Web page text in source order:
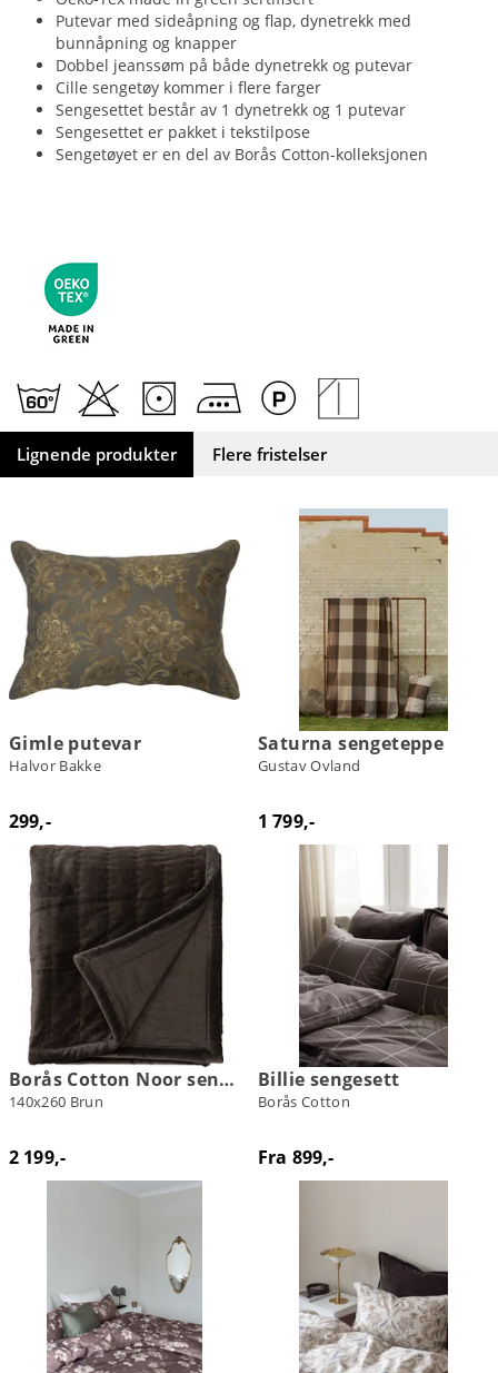
Putevar med sideåpning og flap, dynetrekk med
bunnåpning og knapper
Dobbel jeanssøm på både dynetrekk og putevar
Cille sengetøy kommer i flere farger
Sengesettet består av 1 dynetrekk og 1 putevar
Sengesettet er pakket i tekstilpose
Sengetøyet er en del av Borås Cotton-kolleksjonen
Lignende produkter Flere fristelser
Gimle putevar
Halvor Bakke
299,-
Saturna sengeteppe
Gustav Ovland
1 799,-
Borås Cotton Noor sengeteppe
140x260 Brun
2 199,-
Billie sengesett
Borås Cotton
Fra 899,-